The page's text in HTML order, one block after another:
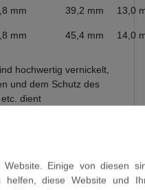
mm 39,2 mm 13,0
mm 45,4 mm 14,0
hochwertig vernickelt,
und dem Schutz des
dient
Einige von diesen
helfen, diese Website und